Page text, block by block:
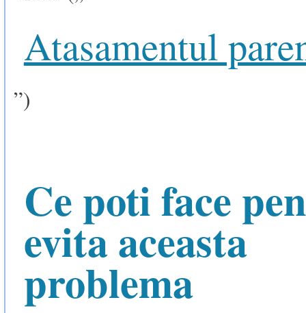
Atasamentul
”)
Ce poti face
evita aceasta
problema